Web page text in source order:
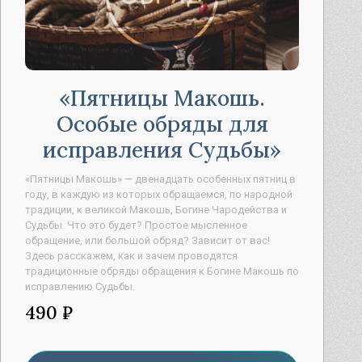
Пятницы Макошь.
Особые обряды для
исправления Судьбы
«Пятницы Макошь» — двенадцать особенных пятниц в
году, в каждую из которых обращаемся, по народной
традиции, к великой Макошь, Богине Чародейства и
Судьбы. Что это будет? Простое мысленное
обращение, или большой обряд? Зависит от вас!
Здесь расскажем, как и зачем проводятся
традиционные обряды обращения к Богине Макошь по
исправлению Судьбы.
490 ₽